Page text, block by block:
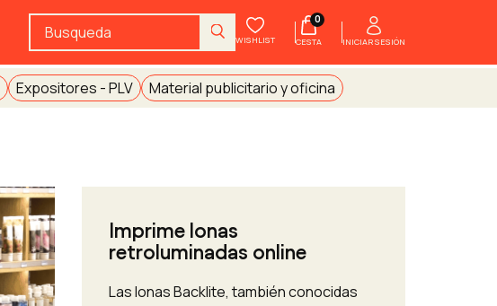
WISHLIST CESTA
0
INICIAR SESIÓN
Expositores - PLV Material publicitario y oficina
Imprime lonas
retroluminadas online
Las lonas Backlite, también conocidas